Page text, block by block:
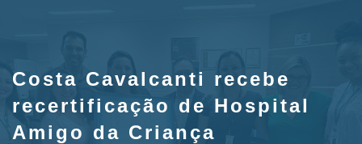
Costa Cavalcanti recebe
recertificação de Hospital
Amigo da Criança